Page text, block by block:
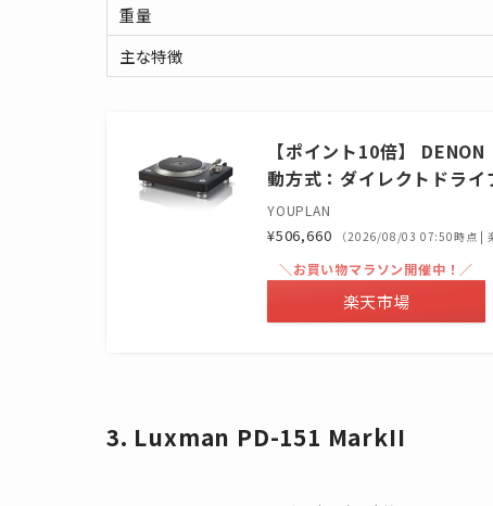
重量
主な特徴
【ポイント10倍】
動方式：ダイレクトドラ
YOUPLAN
¥506,660 （2026/08/03 07:50時点 |
＼お買い物マラソン開催中！／
楽天市場
3. Luxman PD-151 MarkII